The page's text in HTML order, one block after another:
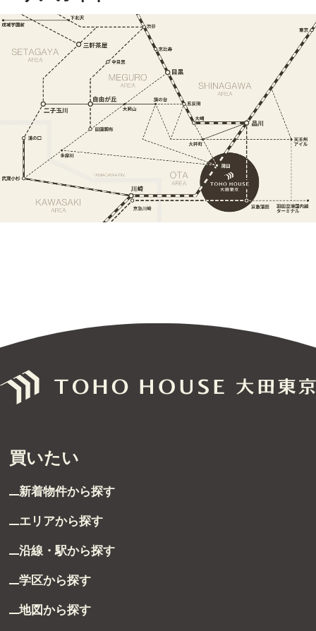
買いたい
新着物件から探す
エリアから探す
沿線・駅から探す
学区から探す
地図から探す